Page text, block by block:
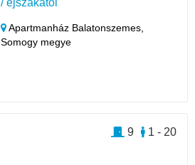
Apartmanház Balatonszemes,
Somogy megye
1 - 20
9